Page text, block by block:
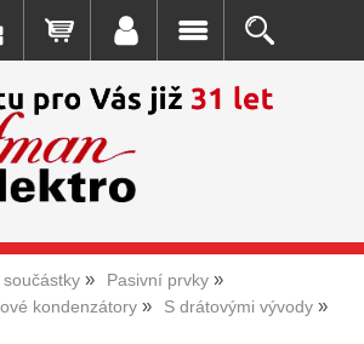
Pasivní prvky
kondenzátory S drátovými vývody